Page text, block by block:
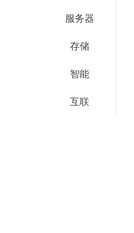
服务器
存储
智能
互联